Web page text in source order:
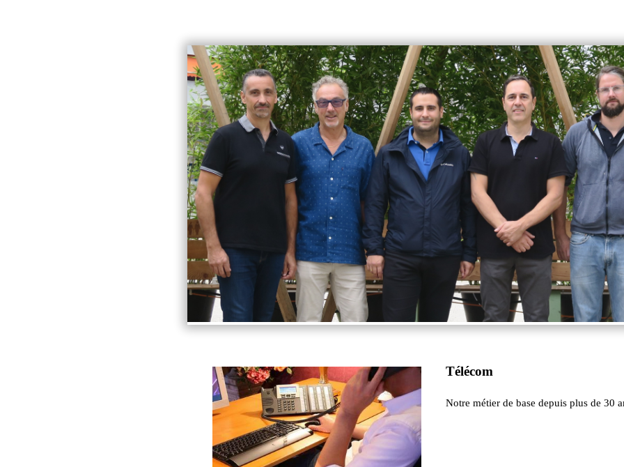
Télécom
Notre métier de base depuis plus de 30